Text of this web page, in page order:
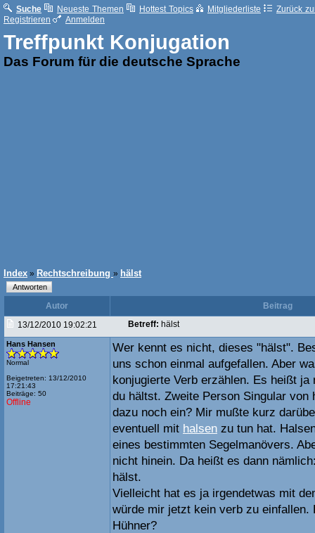
Suche Neueste Themen Hottest Topics Mitgliederliste
Zurück
Registrieren
Anmelden
Treffpunkt Konjugation
Das Forum für die deutsche Sprache
Index » Rechtschreibung » hälst
Autor
Beitrag
13/12/2010 19:02:21
Betreff: hälst
Hans Hansen
Normal
Beigetreten: 13/12/2010
17:21:43
Beiträge: 50
Offline
Wer kennt es nicht, dieses "hälst".
uns schon einmal aufgefallen. Aber
konjugierte Verb erzählen. Es heißt
du hältst. Zweite Person Singular von
dazu noch ein? Mir mußte kurz
eventuell mit halsen zu tun hat.
eines bestimmten Segelmanövers.
nicht hinein. Da heißt es dann
hälst.
Vielleicht hat es ja irgendetwas mit
würde mir jetzt kein verb zu einfallen.
Hühner?